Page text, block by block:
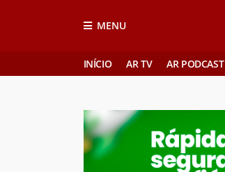
MENU
INÍCIO AR TV AR PODCAST